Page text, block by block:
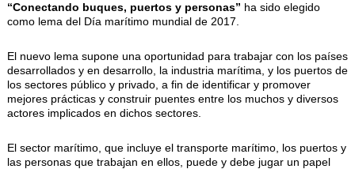
SOCIOS
SUSCRIBIRSE
VER NEWSLETTER
CONTACTENOS
“Conectando buques, puertos y personas” ha sido elegido
como lema del Día marítimo mundial de 2017.
El nuevo lema supone una oportunidad para trabajar con los países
desarrollados y en desarrollo, la industria marítima, y los puertos de
los sectores público y privado, a fin de identificar y promover
mejores prácticas y construir puentes entre los muchos y diversos
actores implicados en dichos sectores.
El sector marítimo, que incluye el transporte marítimo, los puertos y
las personas que trabajan en ellos, puede y debe jugar un papel